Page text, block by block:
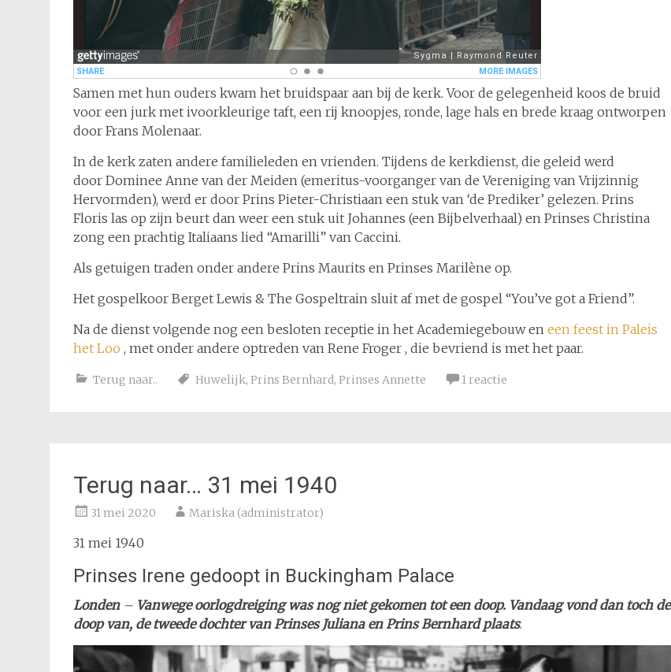
Samen met hun ouders kwam het bruidspaar aan bij de kerk. Voor de gelegenheid koos de bruid
voor een jurk met ivoorkleurige taft, een rij knoopjes, ronde, lage hals en brede kraag ontworpen
door Frans Molenaar.
In de kerk zaten andere familieleden en vrienden. Tijdens de kerkdienst, die geleid werd
door Dominee Anne van der Meiden (emeritus-voorganger van de Vereniging van Vrijzinnig
Hervormden), werd er door Prins Pieter-Christiaan een stuk van ‘de Prediker’ gelezen. Prins
Floris las op zijn beurt dan weer een stuk uit Johannes (een Bijbelverhaal) en Prinses Christina
zong een prachtig Italiaans lied “Amarilli” van Caccini.
Als getuigen traden onder andere Prins Maurits en Prinses Marilène op.
Het gospelkoor Berget Lewis & The Gospeltrain sluit af met de gospel “You’ve got a Friend”.
Na de dienst volgende nog een besloten receptie in het Academiegebouw en een feest in Paleis
het Loo , met onder andere optreden van Rene Froger , die bevriend is met het paar.
Terug naar.. Huwelijk, Prins Bernhard, Prinses Annette 1 reactie
Terug naar… 31 mei 1940
31 mei 2020 Mariska (administrator)
31 mei 1940
Prinses Irene gedoopt in Buckingham Palace
Londen– Vanwege oorlogdreiging was nog niet gekomen tot een doop. Vandaag vond dan toch de
doop van, de tweede dochter van Prinses Juliana en Prins Bernhard plaats.